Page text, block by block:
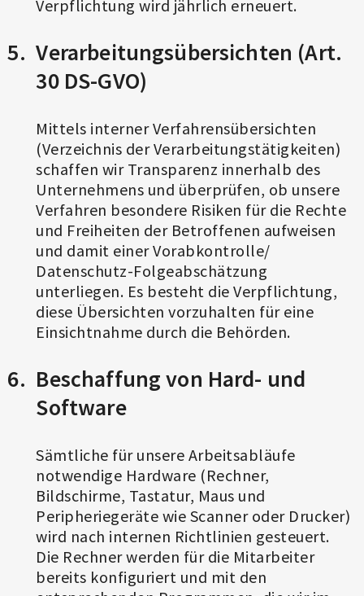
Verpflichtung wird jährlich erneuert.
Verarbeitungsübersichten (Art.
30 DS-GVO)
Mittels interner Verfahrensübersichten
(Verzeichnis der Verarbeitungstätigkeiten)
schaffen wir Transparenz innerhalb des
Unternehmens und überprüfen, ob unsere
Verfahren besondere Risiken für die Rechte
und Freiheiten der Betroffenen aufweisen
und damit einer Vorabkontrolle/
Datenschutz-Folgeabschätzung
unterliegen. Es besteht die Verpflichtung,
diese Übersichten vorzuhalten für eine
Einsichtnahme durch die Behörden.
Beschaffung von Hard- und
Software
Sämtliche für unsere Arbeitsabläufe
notwendige Hardware (Rechner,
Bildschirme, Tastatur, Maus und
Peripheriegeräte wie Scanner oder Drucker)
wird nach internen Richtlinien gesteuert.
Die Rechner werden für die Mitarbeiter
bereits konfiguriert und mit den